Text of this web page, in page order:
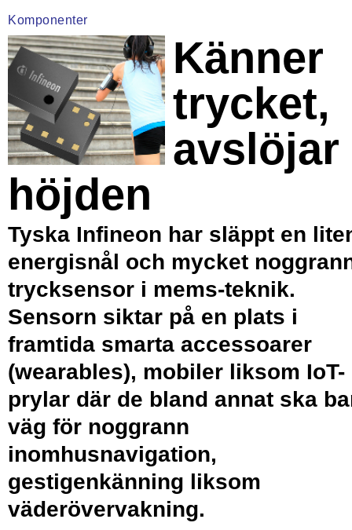
Komponenter
Känner
trycket,
avslöjar
höjden
Tyska Infineon har släppt en
energisnål och mycket
trycksensor i mems-teknik.
Sensorn siktar på en plats i
framtida smarta accessoarer
(wearables), mobiler liksom IoT-
prylar där de bland annat ska
väg för noggrann
inomhusnavigation,
gestigenkänning liksom
väderövervakning.